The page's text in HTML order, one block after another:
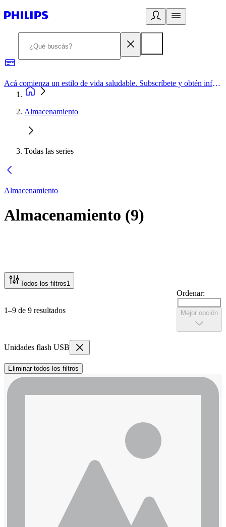
Acá comienza un estilo de vida saludable. Subscríbete y obtén información de primera mano
Almacenamiento
Todas las series
Almacenamiento
Almacenamiento (9)
Todos los filtros1
1–9 de 9 resultados
Ordenar:
Mejor opción
Unidades flash USB
Eliminar todos los filtros